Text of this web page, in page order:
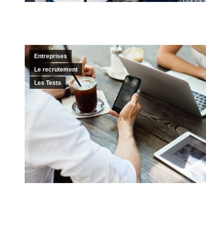
Entreprises
Le recrutement
Les Tests